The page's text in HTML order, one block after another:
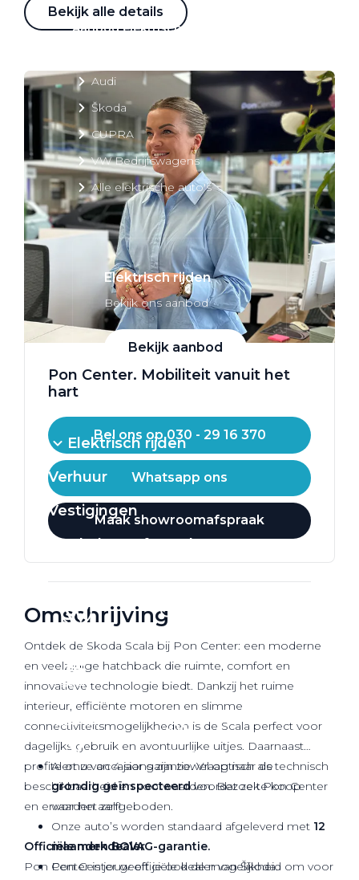
Aanbod elektrisch
Audi
Škoda
CUPRA
VW Bedrijfswagens
Alle elektrische auto's
Elektrisch rijden
Bekijk ons aanbod
Bekijk aanbod
Elektrisch rijden
Verhuur
Vestigingen
Werkplaatsafspraak
Bekijk alle details
Pon Center. Mobiliteit vanuit het
hart
Bel ons op 030 - 29 16 370
Whatsapp ons
Maak showroomafspraak
Omschrijving
Ontdek de Skoda Scala bij Pon Center: een moderne
en veelzijdige hatchback die ruimte, comfort en
innovatieve technologie biedt. Dankzij het ruime
interieur, efficiënte motoren en slimme
connectiviteitsmogelijkheden is de Scala perfect voor
dagelijks gebruik en avontuurlijke uitjes. Daarnaast
profiteert u van 4 jaar garantie. Vraag naar de
beschikbaarheid en voorwaarden. Bezoek Pon Center
en ervaar het zelf!
Officiële merkdealer
Pon Center is jouw officiële dealer van Škoda.
Al onze occasions zijn zowel optisch als technisch
grondig geïnspecteerdvoordat ze te koop
worden aangeboden.
Onze auto’s worden standaard afgeleverd met 12
maanden BOVAG-garantie.
Pon Center geeft je ook de mogelijkheid om voor